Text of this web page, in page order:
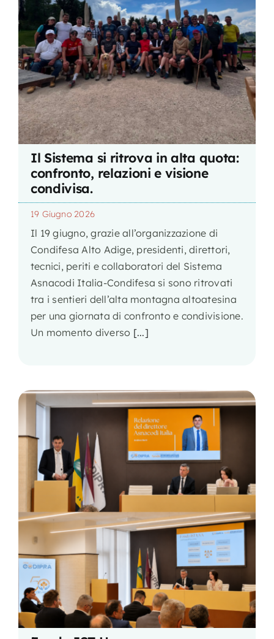
Il Sistema si ritrova in alta quota:
confronto, relazioni e visione
condivisa.
19 Giugno 2026
Il 19 giugno, grazie all’organizzazione di
Condifesa Alto Adige, presidenti, direttori,
tecnici, periti e collaboratori del Sistema
Asnacodi Italia-Condifesa si sono ritrovati
tra i sentieri dell’alta montagna altoatesina
per una giornata di confronto e condivisione.
Un momento diverso [...]